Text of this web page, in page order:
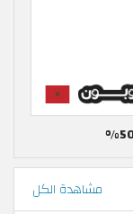
مشاهدة الكل